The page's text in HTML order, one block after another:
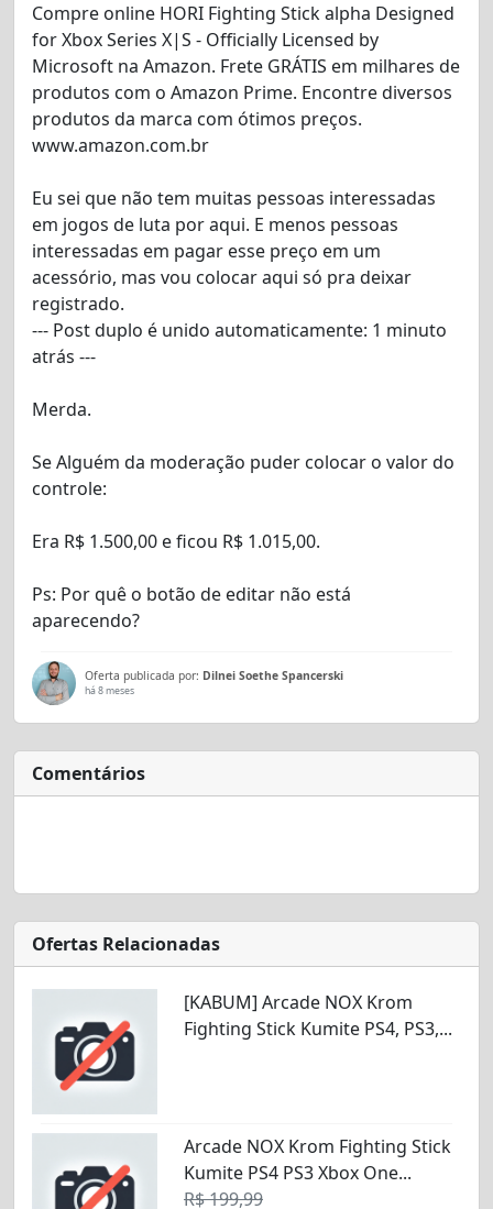
Compre online HORI Fighting Stick alpha Designed
for Xbox Series X|S - Officially Licensed by
Microsoft na Amazon. Frete GRÁTIS em milhares de
produtos com o Amazon Prime. Encontre diversos
produtos da marca com ótimos preços.
www.amazon.com.br
Eu sei que não tem muitas pessoas interessadas
em jogos de luta por aqui. E menos pessoas
interessadas em pagar esse preço em um
acessório, mas vou colocar aqui só pra deixar
registrado.
--- Post duplo é unido automaticamente: 1 minuto
atrás ---
Merda.
Se Alguém da moderação puder colocar o valor do
controle:
Era R$ 1.500,00 e ficou R$ 1.015,00.
Ps: Por quê o botão de editar não está
aparecendo?
Oferta publicada por: Dilnei Soethe Spancerski
há 8 meses
Comentários
Ofertas Relacionadas
[KABUM] Arcade NOX Krom
Fighting Stick Kumite PS4, PS3,...
Arcade NOX Krom Fighting Stick
Kumite PS4 PS3 Xbox One...
R$ 199,99